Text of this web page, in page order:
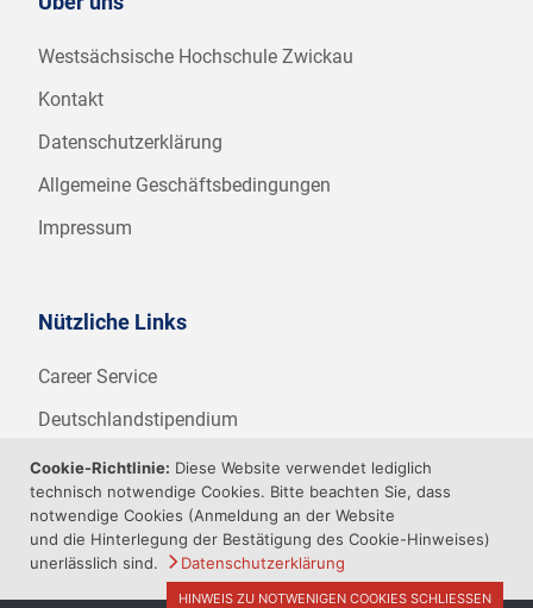
Westsächsische Hochschule Zwickau
Kontakt
Datenschutzerklärung
Allgemeine Geschäftsbedingungen
Impressum
Nützliche Links
Career Service
Deutschlandstipendium
WHZ Firmenstipendium
Weitere Angebote der WHZ
Cookie-Richtlinie: Diese Website verwendet lediglich
technisch notwendige Cookies. Bitte beachten Sie, dass
notwendige Cookies (Anmeldung an der Website
und die Hinterlegung der Bestätigung des Cookie-Hinweises)
unerlässlich sind.
Datenschutzerklärung
HINWEIS ZU NOTWENIGEN COOKIES SCHLIESSEN